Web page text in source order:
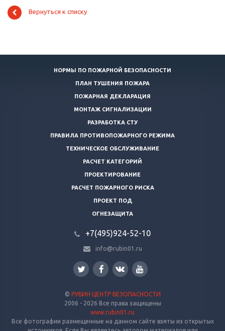
Вернуться к списку
НОРМЫ ПО ПОЖАРНОЙ БЕЗОПАСНОСТИ
ПЛАН ТУШЕНИЯ ПОЖАРА
ПОЖАРНАЯ ДЕКЛАРАЦИЯ
МОНТАЖ СИГНАЛИЗАЦИИ
РАЗРАБОТКА СТУ
ПРАВИЛА ПРОТИВОПОЖАРНОГО РЕЖИМА
ТЕХНИЧЕСКОЕ ОБСЛУЖИВАНИЕ
РАСЧЕТ КАТЕГОРИЙ
ПРОЕКТИРОВАНИЕ
РАСЧЕТ ПОЖАРНОГО РИСКА
ПРОЕКТ ПОД
ОГНЕЗАЩИТА
+7(495)924-52-10
info@rubin01.ru
© РУБИН ЦЕНТР БЕЗОПАСНОСТИ
2006 - 2026 Все права защищены
www.rubin01.ru
Все фотографии размещенные на данном сайте взяты из открытых